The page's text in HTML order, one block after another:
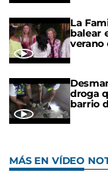
La
balear
verano
droga
barrio
MÁS EN VÍDEO